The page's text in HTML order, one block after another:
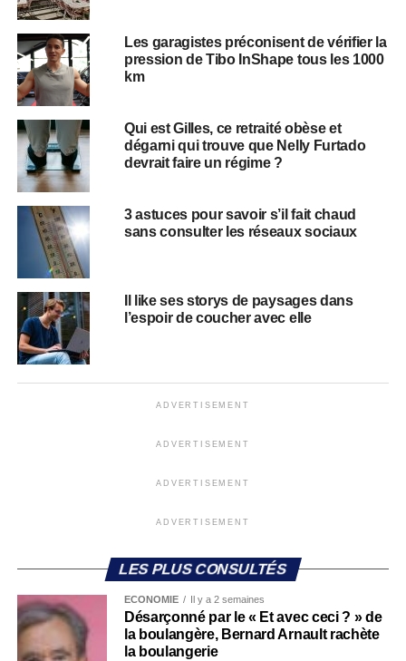
Les garagistes préconisent de vérifier la
pression de Tibo InShape tous les 1000
km
Qui est Gilles, ce retraité obèse et
dégarni qui trouve que Nelly Furtado
devrait faire un régime ?
3 astuces pour savoir s’il fait chaud
sans consulter les réseaux sociaux
Il like ses storys de paysages dans
l’espoir de coucher avec elle
ADVERTISEMENT
ADVERTISEMENT
ADVERTISEMENT
ADVERTISEMENT
LES PLUS CONSULTÉS
ECONOMIE Il y a 2 semaines
Désarçonné par le « Et avec ceci ? » de
la boulangère, Bernard Arnault rachète
la boulangerie